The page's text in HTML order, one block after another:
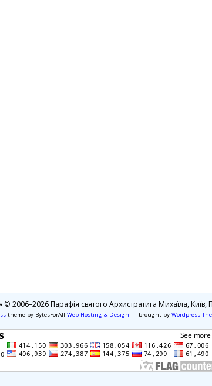
© 2006–2026 Парафія святого Архистратига Михаїла, Київ,
theme by BytesForAll Web Hosting & Design — brought by Wordpress